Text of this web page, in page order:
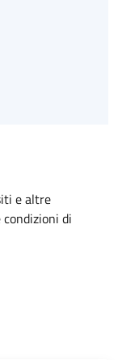
e altre
di